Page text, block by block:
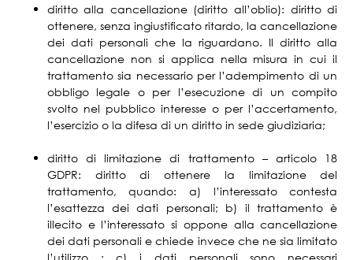
diritto alla cancellazione (diritto all’oblio): diritto di
ottenere, senza ingiustificato ritardo, la cancellazione
dei dati personali che la riguardano. Il diritto alla
cancellazione non si applica nella misura in cui il
trattamento sia necessario per l’adempimento di un
obbligo legale o per l’esecuzione di un compito
svolto nel pubblico interesse o per l’accertamento,
l’esercizio o la difesa di un diritto in sede giudiziaria;
diritto di limitazione di trattamento – articolo 18
GDPR: diritto di ottenere la limitazione del
trattamento, quando: a) l’interessato contesta
l’esattezza dei dati personali; b) il trattamento è
illecito e l’interessato si oppone alla cancellazione
dei dati personali e chiede invece che ne sia limitato